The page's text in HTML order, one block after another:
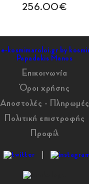
256.00€
Επικοινωνία
Όροι χρήσης
Αποστολές - Πληρωμές
Πολιτική επιστροφής
Προφίλ